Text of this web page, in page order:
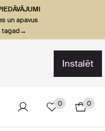
un apavus
tagad→
instalēt
0 0